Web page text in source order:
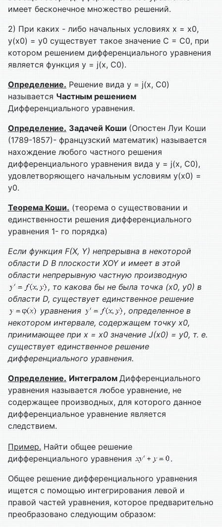
имеет бесконечное множество решений.
2) При каких - либо начальных условиях х = х0,
у(х0) = у0 существует такое значение С = С0, при
котором решением дифференциального уравнения
является функция у = j(х, С0).
Определение. Решение вида у = j(х, С0)
называется Частным решением
Дифференциального уравнения.
Определение. Задачей Коши (Огюстен Луи Коши
(1789-1857)- французский математик) называется
нахождение любого частного решения
дифференциального уравнения вида у = j(х, С0),
удовлетворяющего начальным условиям у(х0) =
у0.
Теорема Коши. (теорема о существовании и
единственности решения дифференциального
уравнения 1- го порядка)
Если функция F(X, Y) непрерывна в некоторой
области D В плоскости XOYи имеет в этой
области непрерывную частную производную
, то какова бы не была точка (х0, у0) в
области D, существует единственное решение
уравнения
, определенное в
некотором интервале, содержащем точку х0,
принимающее при х = х0 значение J(х0) = у0, т. е.
существует единственное решение
дифференциального уравнения.
Определение. Интегралом Дифференциального
уравнения называется любое уравнение, не
содержащее производных, для которого данное
дифференциальное уравнение является
следствием.
Пример. Найти общее решение
дифференциального уравнения
.
Общее решение дифференциального уравнения
ищется с помощью интегрирования левой и
правой частей уравнения, которое предварительно
преобразовано следующим образом: